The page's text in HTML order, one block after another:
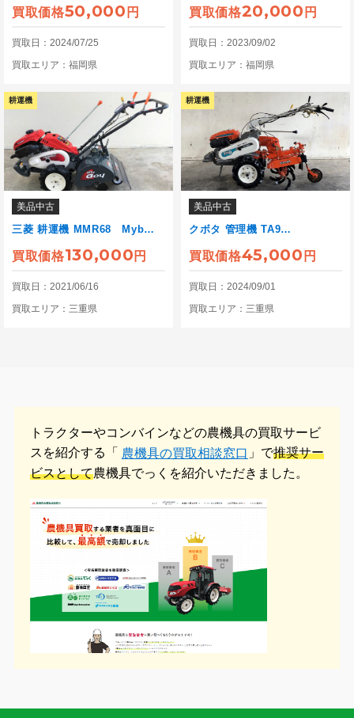
買取価格50,000 円
買取日：2024/07/25
買取エリア：福岡県
買取価格20,000 円
買取日：2023/09/02
買取エリア：福岡県
耕運機
美品中古
三菱 耕運機 MMR68 Myb…
買取価格130,000 円
買取日：2021/06/16
買取エリア：三重県
耕運機
美品中古
クボタ 管理機 TA9…
買取価格45,000 円
買取日：2024/09/01
買取エリア：三重県
トラクターやコンバインなどの農機具の買取サービ
スを紹介する「 農機具の買取相談窓口 」で推奨サー
ビスとして農機具でっくを紹介いただきました。